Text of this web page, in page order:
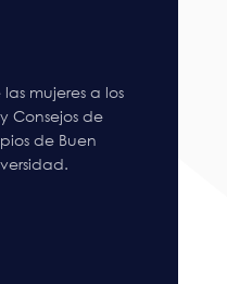
mujeres a los
Consejos de
de Buen